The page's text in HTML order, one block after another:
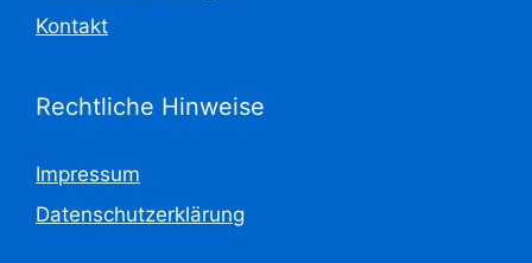
Kontakt
Rechtliche Hinweise
Impressum
Datenschutzerklärung